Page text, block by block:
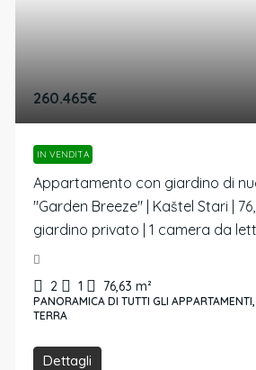
260.465€
IN VENDITA
Appartamento con giardino di
"Garden Breeze" | Kaštel Stari |
giardino privato | 1 camera da
2 1 76,63 m²
PANORAMICA DI TUTTI GLI
TERRA
Dettagli